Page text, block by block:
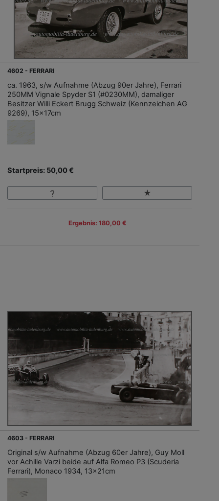
4602 - FERRARI
ca. 1963, s/w Aufnahme (Abzug 90er Jahre), Ferrari
250MM Vignale Spyder S1 (#0230MM), damaliger
Besitzer Willi Eckert Brugg Schweiz (Kennzeichen AG
9269), 15x17cm
Startpreis: 50,00 €
Ergebnis: 180,00 €
4603 - FERRARI
Original s/w Aufnahme (Abzug 60er Jahre), Guy Moll
vor Achille Varzi beide auf Alfa Romeo P3 (Scuderia
Ferrari), Monaco 1934, 13x21cm